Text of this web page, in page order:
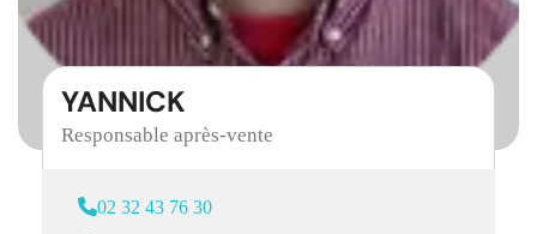
YANNICK
Responsable après-vente
02 32 43 76 30